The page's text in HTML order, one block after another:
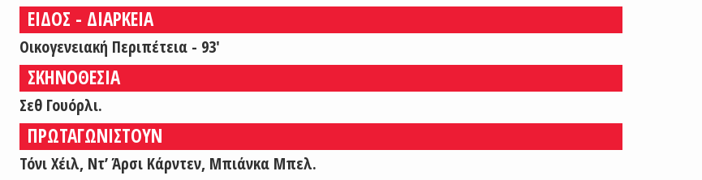
ΕΙΔΟΣ - ΔΙΑΡΚΕΙΑ
Οικογενειακή Περιπέτεια - 93'
ΣΚΗΝΟΘΕΣΙΑ
Σεθ Γουόρλι.
ΠΡΩΤΑΓΩΝΙΣΤΟΥΝ
Τόνι Χέιλ, Ντ’ Άρσι Κάρντεν, Μπιάνκα Μπελ.